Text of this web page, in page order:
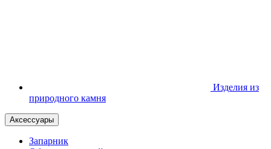
Изделия из
природного камня
Аксессуары
Запарник